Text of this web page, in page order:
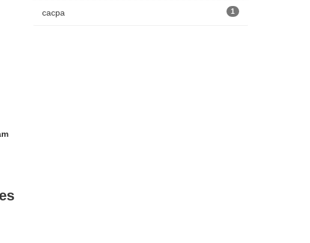
cacpa 1